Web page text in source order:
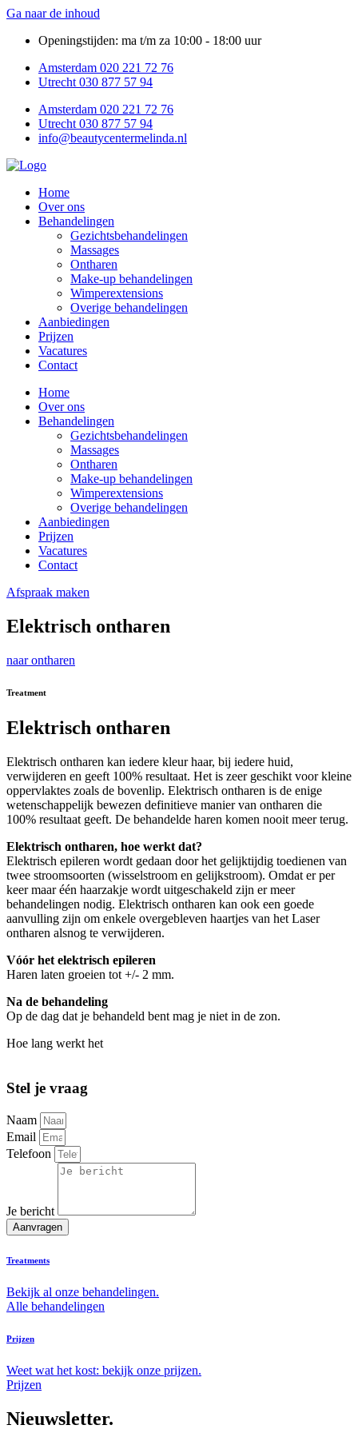
Ga naar de inhoud
Openingstijden: ma t/m za 10:00 - 18:00 uur
Amsterdam 020 221 72 76
Utrecht 030 877 57 94
Amsterdam 020 221 72 76
Utrecht 030 877 57 94
info@beautycentermelinda.nl
Home
Over ons
Behandelingen
Gezichtsbehandelingen
Massages
Ontharen
Make-up behandelingen
Wimperextensions
Overige behandelingen
Aanbiedingen
Prijzen
Vacatures
Contact
Home
Over ons
Behandelingen
Gezichtsbehandelingen
Massages
Ontharen
Make-up behandelingen
Wimperextensions
Overige behandelingen
Aanbiedingen
Prijzen
Vacatures
Contact
Afspraak maken
Elektrisch ontharen
naar ontharen
Treatment
Elektrisch ontharen
Elektrisch ontharen kan iedere kleur haar, bij iedere huid,
verwijderen en geeft 100% resultaat. Het is zeer geschikt voor kleine
oppervlaktes zoals de bovenlip. Elektrisch ontharen is de enige
wetenschappelijk bewezen definitieve manier van ontharen die
100% resultaat geeft. De behandelde haren komen nooit meer terug.
Elektrisch ontharen, hoe werkt dat?
Elektrisch epileren wordt gedaan door het gelijktijdig toedienen van
twee stroomsoorten (wisselstroom en gelijkstroom). Omdat er per
keer maar één haarzakje wordt uitgeschakeld zijn er meer
behandelingen nodig. Elektrisch ontharen kan ook een goede
aanvulling zijn om enkele overgebleven haartjes van het Laser
ontharen alsnog te verwijderen.
Vóór het elektrisch epileren
Haren laten groeien tot +/- 2 mm.
Na de behandeling
Op de dag dat je behandeld bent mag je niet in de zon.
Hoe lang werkt het
Stel je vraag
Naam
Email
Telefoon
Je bericht
Aanvragen
Treatments
Bekijk al onze behandelingen.
Alle behandelingen
Prijzen
Weet wat het kost: bekijk onze prijzen.
Prijzen
Nieuwsletter.